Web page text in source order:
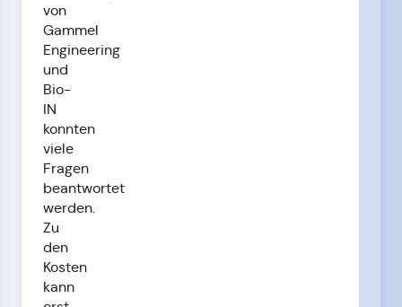
von
Gammel
Engineering
und
Bio-
IN
konnten
viele
Fragen
beantwortet
werden.
Zu
den
Kosten
kann